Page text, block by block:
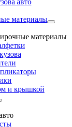
авто
материалы
материалы
и крышкой